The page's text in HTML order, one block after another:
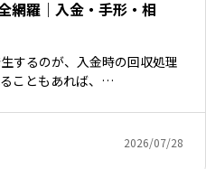
網羅｜入金・手形・相
するのが、入金時の回収処理
こともあれば、…
2026/07/28